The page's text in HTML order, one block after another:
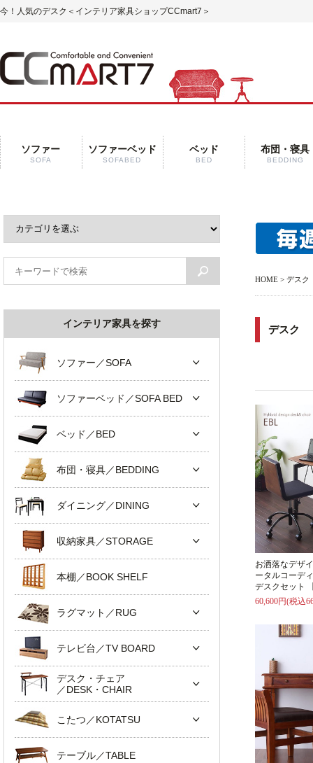
今！人気のデスク ＜インテリア家具ショップCCmart7＞
ソファー
SOFA
ソファーベッド
SOFABED
ベッド
BED
布団・寝具
BEDDING
HOME > デスク
デスク
お洒落なデザ
ータルコーデ
デスクセット
60,600円(税込
インテリア家具を探す
ソファー／SOFA
ソファーベッド／SOFA BED
ベッド／BED
布団・寝具／BEDDING
ダイニング／DINING
収納家具／STORAGE
本棚／BOOK SHELF
ラグマット／RUG
テレビ台／TV BOARD
デスク・チェア
／DESK・CHAIR
こたつ／KOTATSU
テーブル／TABLE